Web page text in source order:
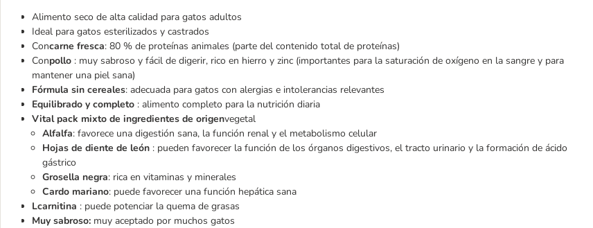
Alimento seco de alta calidad para gatos adultos
Ideal para gatos esterilizados y castrados
Concarne fresca: 80 % de proteínas animales (parte del contenido total de proteínas)
Conpollo : muy sabroso y fácil de digerir, rico en hierro y zinc (importantes para la saturación de oxígeno en la sangre y para
mantener una piel sana)
Fórmula sin cereales: adecuada para gatos con alergias e intolerancias relevantes
Equilibrado y completo : alimento completo para la nutrición diaria
Vital pack mixto de ingredientes de origenvegetal
Alfalfa: favorece una digestión sana, la función renal y el metabolismo celular
Hojas de diente de león : pueden favorecer la función de los órganos digestivos, el tracto urinario y la formación de ácido
gástrico
Grosella negra: rica en vitaminas y minerales
Cardo mariano: puede favorecer una función hepática sana
Lcarnitina : puede potenciar la quema de grasas
Muy sabroso: muy aceptado por muchos gatos